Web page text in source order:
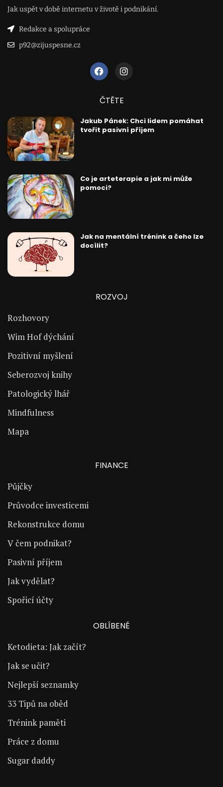
Jak uspět v době internetu v životě i podnikání.
Redakce a spolupráce
p92@zijuspesne.cz
ČTĚTE
Jakub Pánek: Chci lidem pomáhat
tvořit pasivní příjem
Co je arteterapie a jak mi může
pomoci?
Jak na mentální trénink a čeho lze
docílit?
ROZVOJ
Rozhovory
Wim Hof dýchání
Pozitivní myšlení
Seberozvoj knihy
Patologický lhář
Mindfulness
Mapa
FINANCE
Půjčky
Průvodce investicemi
Rekonstrukce domu
V čem podnikat?
Pasivní příjem
Jak vydělat?
Spořicí účty
OBLÍBENÉ
Ketodieta: Jak začít?
Jak se učit?
Nejlepší seznamky
33 Tipů na oběd
Trénink paměti
Práce z domu
Sugar daddy